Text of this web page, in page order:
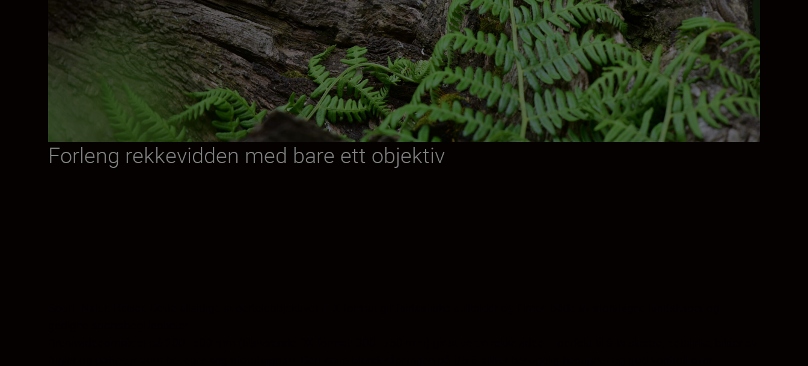
Forleng rekkevidden med bare ett objektiv